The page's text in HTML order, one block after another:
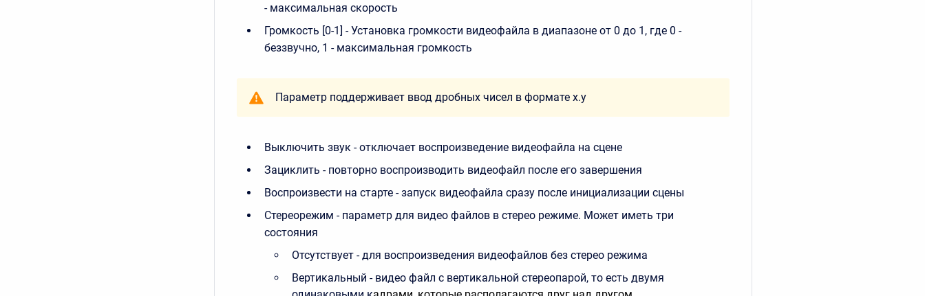
- максимальная скорость
Громкость [0-1] - Установка громкости видеофайла в диапазоне от 0 до 1, где 0 -
беззвучно, 1 - максимальная громкость
Параметр поддерживает ввод дробных чисел в формате x.y
Выключить звук - отключает воспроизведение видеофайла на сцене
Зациклить - повторно воспроизводить видеофайл после его завершения
Воспроизвести на старте - запуск видеофайла сразу после инициализации сцены
Стереорежим - параметр для видео файлов в стерео режиме. Может иметь три
состояния
Отсутствует - для воспроизведения видеофайлов без стерео режима
Вертикальный - видео файл с вертикальной стереопарой, то есть двумя